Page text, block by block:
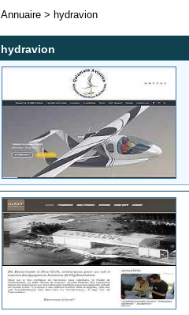
Annuaire > hydravion
hydravion